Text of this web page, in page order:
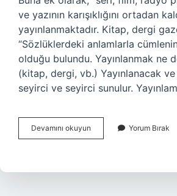
ve yazının karışıklığını ortadan
yayınlanmaktadır. Kitap, dergi
“Sözlüklerdeki anlamlarla
olduğu bulundu. Yayınlanmak ne
(kitap, dergi, vb.) Yayınlanacak ve
seyirci ve seyirci sunulur.
Devamını okuyun Yayımlanmak
Mı
Yorum Bırak